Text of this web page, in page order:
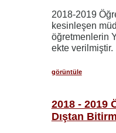
2018-2019
kesinleşen
öğretmenlerin
ekte verilmiştir.
görüntüle
2018 - 2019
Dıştan